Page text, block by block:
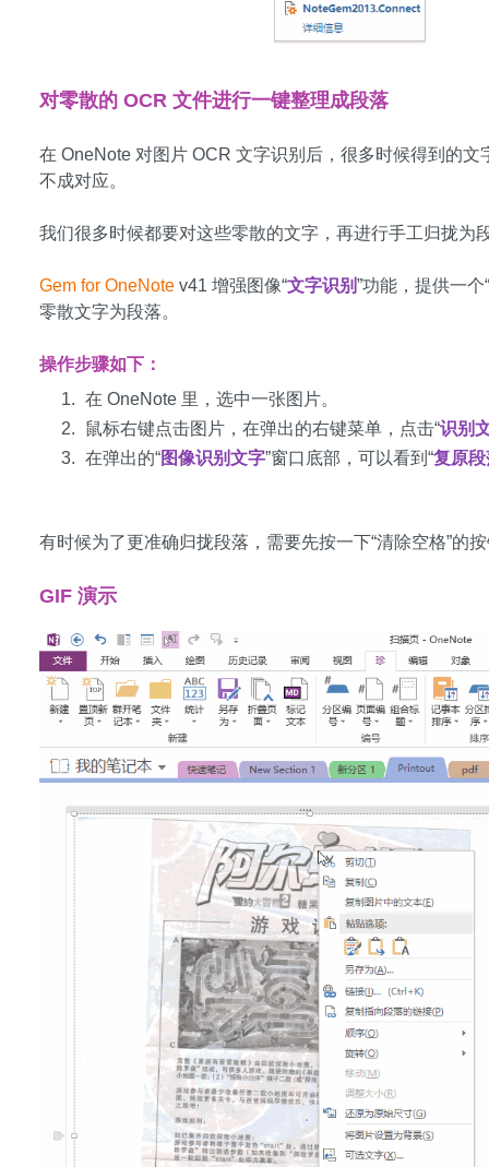
对零散的 OCR 文件进行一键整理成段落
在 OneNote 对图片 OCR 文字识别后，很多时候得到的
不成对应。
我们很多时候都要对这些零散的文字，再进行手工归拢为
Gem for OneNote v41 增强图像“文字识别”功能，提供一个“
零散文字为段落。
操作步骤如下：
在 OneNote 里，选中一张图片。
鼠标右键点击图片，在弹出的右键菜单，点击“识别
在弹出的“图像识别文字”窗口底部，可以看到“复原段
有时候为了更准确归拢段落，需要先按一下“清除空格”的
GIF 演示